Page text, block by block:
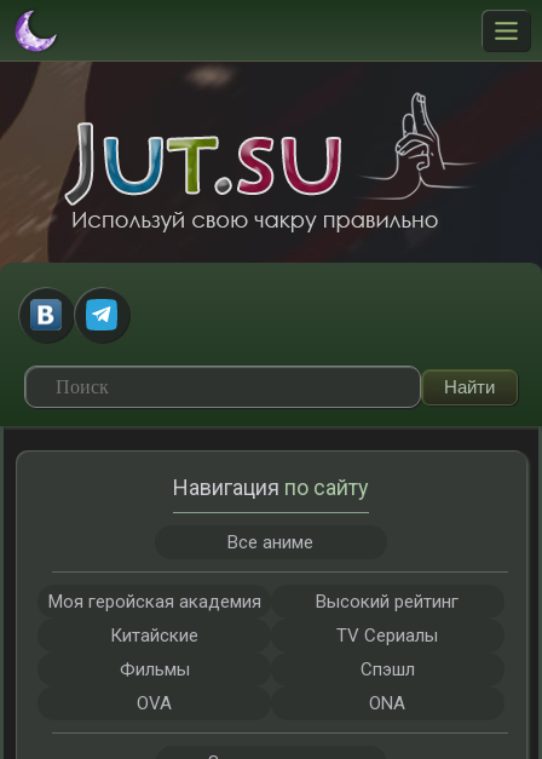
Навигация по сайту
Все аниме
Моя геройская академия
Высокий рейтинг
Китайские
TV Сериалы
Фильмы
Спэшл
OVA
ONA